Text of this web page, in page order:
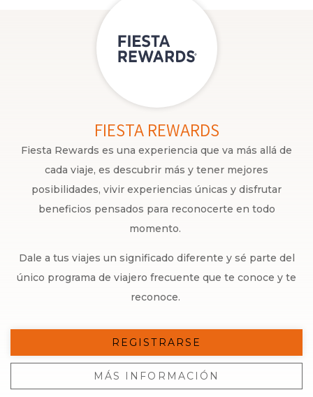
FIESTA REWARDS
Fiesta Rewards es una experiencia que va más allá de
cada viaje, es descubrir más y tener mejores
posibilidades, vivir experiencias únicas y disfrutar
beneficios pensados para reconocerte en todo
momento.
Dale a tus viajes un significado diferente y sé parte del
único programa de viajero frecuente que te conoce y te
reconoce.
REGISTRARSE
MÁS INFORMACIÓN